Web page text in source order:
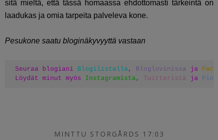
sitä mieltä, että tässä homaassa ehdottomasti tärkeintä on
laadukas ja omia tarpeita palveleva kone.
Pesukone saatu bloginäkyvyyttä vastaan
Seuraa blogiani Blogilistalla, Bloglovinissa ja
Löydät minut myös Instagramista, Twitteristä ja
MINTTU STORGÅRDS 17:03